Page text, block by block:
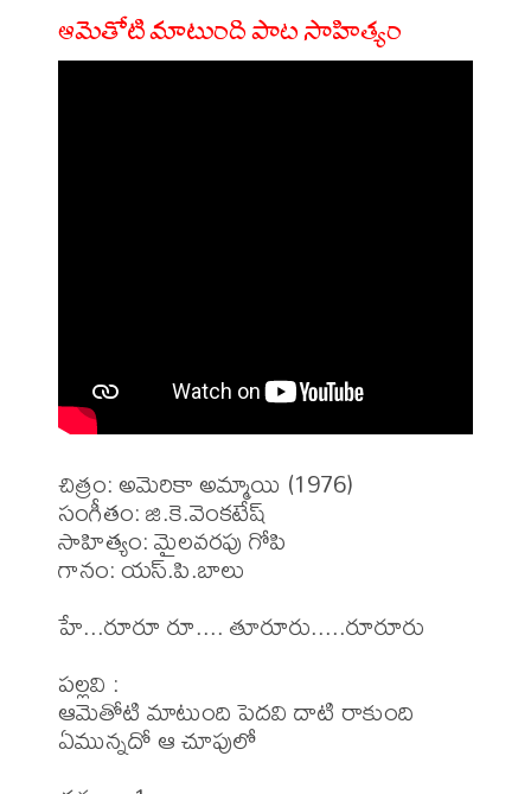
ఆమెతోటి మాటుంది పాట సాహిత్యం
చిత్రం: అమెరికా అమ్మాయి (1976)
సంగీతం: జి.కె.వెంకటేష్
సాహిత్యం: మైలవరపు గోపి
గానం: యస్.పి.బాలు
హే...రూరూ రూ.... తూరూరు.....రూరూరు
పల్లవి :
ఆమెతోటి మాటుంది పెదవి దాటి రాకుంది
ఏమున్నదో ఆ చూపులో